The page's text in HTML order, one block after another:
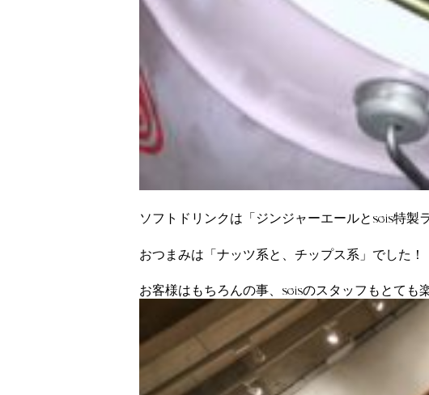
ソフトドリンクは「ジンジャーエールとseis特製
おつまみは「ナッツ系と、チップス系」でした！
お客様はもちろんの事、seisのスタッフもとても